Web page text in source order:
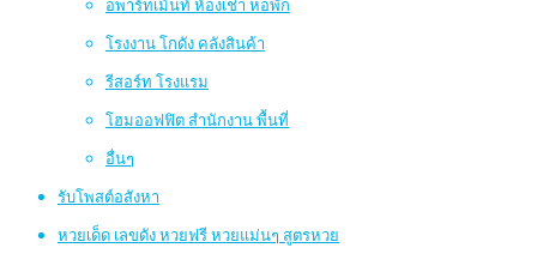
อพาร์ทเม้นท์ ห้องเช่า หอพัก
โรงงาน โกดัง คลังสินค้า
รีสอร์ท โรงแรม
โฮมออฟฟิต สำนักงาน พื้นที่
อื่นๆ
รับโพสต์อสังหา
หวยเด็ด เลขดัง หวยฟรี หวยแม่นๆ สูตรหวย